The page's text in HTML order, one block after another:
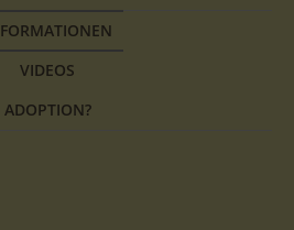
VIDEOS
ADOPTION?